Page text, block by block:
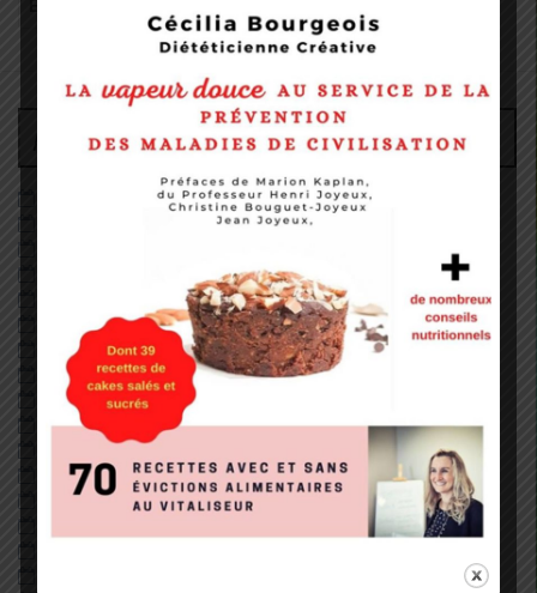
Archives
décembre 2020
octobre 2020
septembre 2020
août 2020
juillet 2020
mai 2020
avril 2020